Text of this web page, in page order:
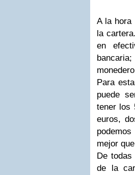
A la hora
la
en
Para
puede
tener los
euros,
mejor
De
de la